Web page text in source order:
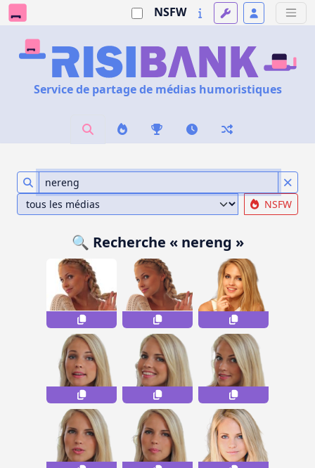
NSFW
Service de partage de médias humoristiques
NSFW
🔍 Recherche « nereng »